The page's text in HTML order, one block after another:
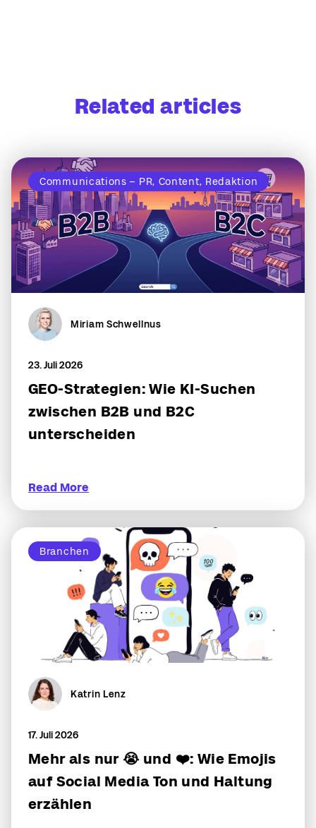
Related articles
Communications – PR, Content, Redaktion
Miriam Schwellnus
23. Juli 2026
GEO-Strategien: Wie KI-Suchen
zwischen B2B und B2C
unterscheiden
Read More
Branchen
Katrin Lenz
17. Juli 2026
Mehr als nur 😭 und ❤️: Wie Emojis
auf Social Media Ton und Haltung
erzählen